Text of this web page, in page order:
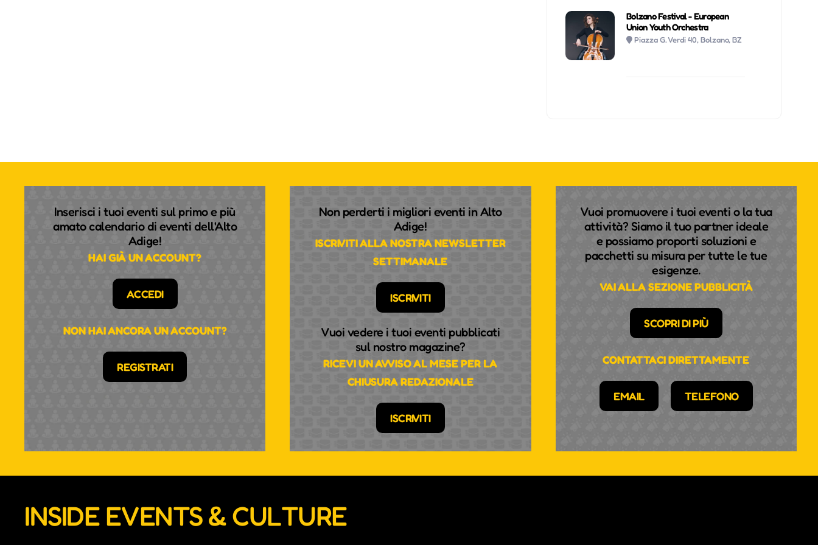
Bolzano Festival - European
Union Youth Orchestra
Piazza G. Verdi 40, Bolzano, BZ
Inserisci i tuoi eventi sul primo e più
amato calendario di eventi dell'Alto
Adige!
HAI GIÀ UN ACCOUNT?
ACCEDI
NON HAI ANCORA UN ACCOUNT?
REGISTRATI
Non perderti i migliori eventi in Alto
Adige!
ISCRIVITI ALLA NOSTRA NEWSLETTER
SETTIMANALE
ISCRIVITI
Vuoi vedere i tuoi eventi pubblicati
sul nostro magazine?
RICEVI UN AVVISO AL MESE PER LA
CHIUSURA REDAZIONALE
ISCRIVITI
Vuoi promuovere i tuoi eventi o la tua
attività? Siamo il tuo partner ideale
e possiamo proporti soluzioni e
pacchetti su misura per tutte le tue
esigenze.
VAI ALLA SEZIONE PUBBLICITÀ
SCOPRI DI PIÙ
CONTATTACI DIRETTAMENTE
EMAIL TELEFONO
INSIDE EVENTS & CULTURE